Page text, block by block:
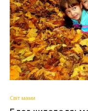
Світ мами